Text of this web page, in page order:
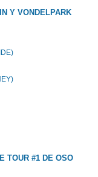
Y VONDELPARK
TOUR #1 DE OSO